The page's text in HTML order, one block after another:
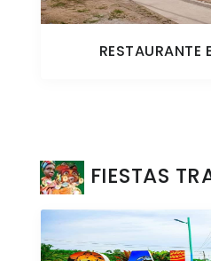
RESTAURANTE
FIESTAS